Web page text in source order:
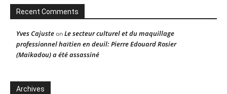
Recent Comments
Yves CajusteonLe secteur culturel et du maquillage
professionnel haïtien en deuil: Pierre Edouard Rosier
(Maikadou) a été assassiné
Archives